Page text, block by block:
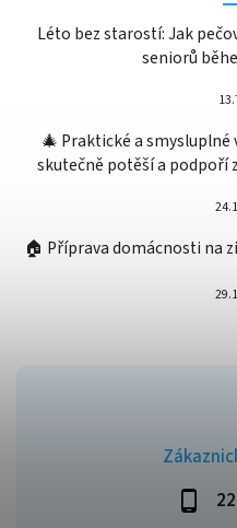
Léto bez starostí: Jak
seniorů
🎄 Praktické a
skutečně potěší a podpoří
🏠 Příprava domácnosti na